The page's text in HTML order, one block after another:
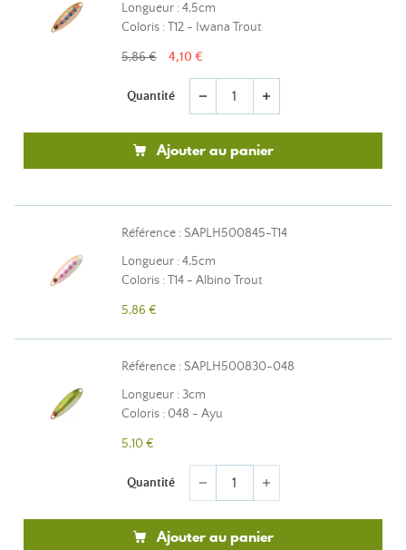
Longueur : 4,5cm
Coloris : T12 - Iwana Trout
5,86 € 4,10 €
Quantité remove add
Ajouter au panier
Référence : SAPLH500845-T14
Longueur : 4,5cm
Coloris : T14 - Albino Trout
5,86 €
Référence : SAPLH500830-048
Longueur : 3cm
Coloris : 048 - Ayu
5,10 €
Quantité remove add
Ajouter au panier